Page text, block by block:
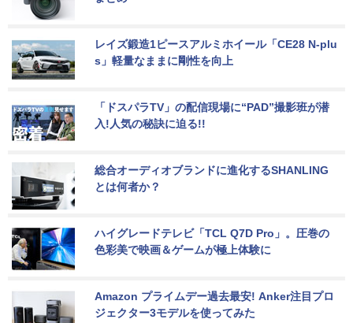
レイズ鍛造1ピースアルミホイール「CE28 N-plu
s」軽量なままに剛性を向上
「ドスパラTV」の配信現場に“PAD”撮影班が潜
入!人気の秘訣に迫る!!
総合オーディオブランドに進化するSHANLING
とは何者か？
ハイグレードテレビ「TCL Q7D Pro」。圧巻の
色彩美で映画＆ゲームが極上体験に
Amazon プライムデー過去最安! Anker注目プロ
ジェクター3モデルを使ってみた